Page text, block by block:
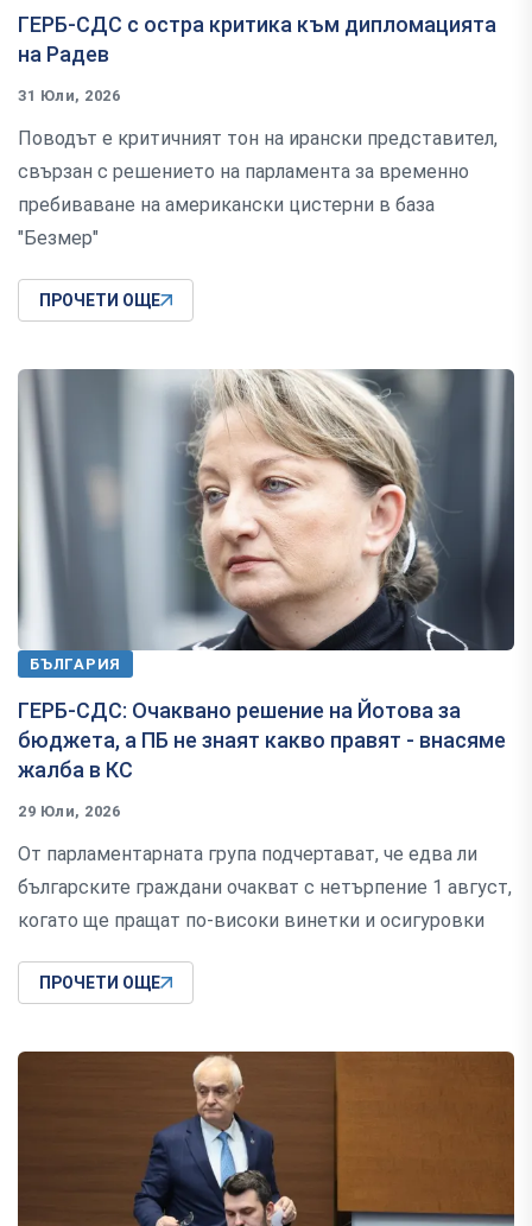
ГЕРБ-СДС с остра критика към дипломацията
на Радев
31 Юли, 2026
Поводът е критичният тон на ирански представител,
свързан с решението на парламента за временно
пребиваване на американски цистерни в база
"Безмер"
ПРОЧЕТИ ОЩЕ
БЪЛГАРИЯ
ГЕРБ-СДС: Очаквано решение на Йотова за
бюджета, а ПБ не знаят какво правят - внасяме
жалба в КС
29 Юли, 2026
От парламентарната група подчертават, че едва ли
българските граждани очакват с нетърпение 1 август,
когато ще пращат по-високи винетки и осигуровки
ПРОЧЕТИ ОЩЕ